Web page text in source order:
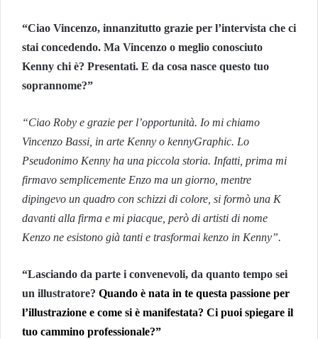
“Ciao Vincenzo, innanzitutto grazie per l’intervista che ci
stai concedendo. Ma Vincenzo o meglio conosciuto
Kenny chi è? Presentati. E da cosa nasce questo tuo
soprannome?”
“Ciao Roby e grazie per l’opportunità. Io mi chiamo
Vincenzo Bassi, in arte Kenny o kennyGraphic. Lo
Pseudonimo Kenny ha una piccola storia. Infatti, prima mi
firmavo semplicemente Enzo ma un giorno, mentre
dipingevo un quadro con schizzi di colore, si formò una K
davanti alla firma e mi piacque, però di artisti di nome
Kenzo ne esistono già tanti e trasformai kenzo in Kenny”.
“Lasciando da parte i convenevoli, da quanto tempo sei
un illustratore? Quando è nata in te questa passione per
l’illustrazione e come si è manifestata? Ci puoi spiegare il
tuo cammino professionale?”